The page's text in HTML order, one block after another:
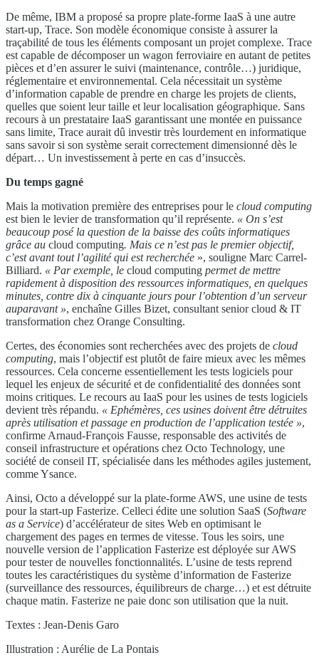
De même, IBM a proposé sa propre plate-forme IaaS à une autre
start-up, Trace. Son modèle économique consiste à assurer la
traçabilité de tous les éléments composant un projet complexe. Trace
est capable de décomposer un wagon ferroviaire en autant de petites
pièces et d’en assurer le suivi (maintenance, contrôle…) juridique,
réglementaire et environnemental. Cela nécessitait un système
d’information capable de prendre en charge les projets de clients,
quelles que soient leur taille et leur localisation géographique. Sans
recours à un prestataire IaaS garantissant une montée en puissance
sans limite, Trace aurait dû investir très lourdement en informatique
sans savoir si son système serait correctement dimensionné dès le
départ… Un investissement à perte en cas d’insuccès.
Du temps gagné
Mais la motivation première des entreprises pour le cloud computing
est bien le levier de transformation qu’il représente. « On s’est
beaucoup posé la question de la baisse des coûts informatiques
grâce au cloud computing. Mais ce n’est pas le premier objectif,
c’est avant tout l’agilité qui est recherchée », souligne Marc Carrel-
Billiard. « Par exemple, le cloud computing permet de mettre
rapidement à disposition des ressources informatiques, en quelques
minutes, contre dix à cinquante jours pour l’obtention d’un serveur
auparavant », enchaîne Gilles Bizet, consultant senior cloud & IT
transformation chez Orange Consulting.
Certes, des économies sont recherchées avec des projets de cloud
computing, mais l’objectif est plutôt de faire mieux avec les mêmes
ressources. Cela concerne essentiellement les tests logiciels pour
lequel les enjeux de sécurité et de confidentialité des données sont
moins critiques. Le recours au IaaS pour les usines de tests logiciels
devient très répandu. « Ephémères, ces usines doivent être détruites
après utilisation et passage en production de l’application testée »,
confirme Arnaud-François Fausse, responsable des activités de
conseil infrastructure et opérations chez Octo Technology, une
société de conseil IT, spécialisée dans les méthodes agiles justement,
comme Ysance.
Ainsi, Octo a développé sur la plate-forme AWS, une usine de tests
pour la start-up Fasterize. Celleci édite une solution SaaS (Software
as a Service) d’accélérateur de sites Web en optimisant le
chargement des pages en termes de vitesse. Tous les soirs, une
nouvelle version de l’application Fasterize est déployée sur AWS
pour tester de nouvelles fonctionnalités. L’usine de tests reprend
toutes les caractéristiques du système d’information de Fasterize
(surveillance des ressources, équilibreurs de charge…) et est détruite
chaque matin. Fasterize ne paie donc son utilisation que la nuit.
Textes : Jean-Denis Garo
Illustration : Aurélie de La Pontais